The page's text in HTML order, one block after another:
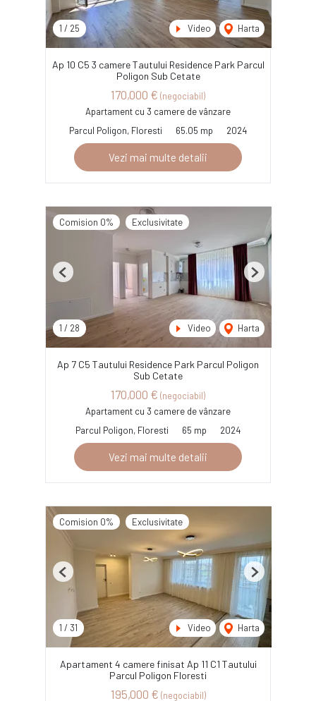
1 / 25 Video Harta
Ap 10 C5 3 camere Tautului Residence Park Parcul
Poligon Sub Cetate
170,000 € (negociabil)
Apartament cu 3 camere de vânzare
Parcul Poligon, Floresti
65.05 mp 2024
Vezi mai multe detalii
Comision 0% Exclusivitate
1 / 28 Video Harta
Previous Next
Ap 7 C5 Tautului Residence Park Parcul Poligon
Sub Cetate
170,000 € (negociabil)
Apartament cu 3 camere de vânzare
Parcul Poligon, Floresti
65 mp 2024
Vezi mai multe detalii
Comision 0% Exclusivitate
1 / 31 Video Harta
Previous Next
Apartament 4 camere finisat Ap 11 C1 Tautului
Parcul Poligon Floresti
195,000 € (negociabil)